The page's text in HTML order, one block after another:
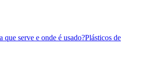
serve e onde é usado?Plásticos de